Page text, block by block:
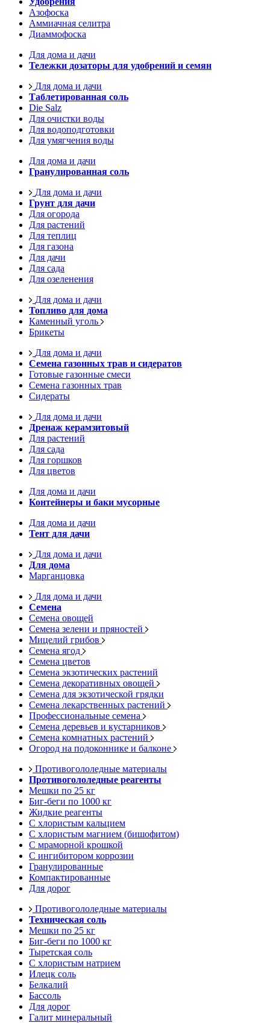
Азофоска
Аммиачная селитра
Диаммофоска
Для дома и дачи
Тележки дозаторы для удобрений и семян
Для дома и дачи
Таблетированная соль
Die Salz
Для очистки воды
Для водоподготовки
Для умягчения воды
Для дома и дачи
Гранулированная соль
Для дома и дачи
Грунт для дачи
Для огорода
Для растений
Для теплиц
Для газона
Для дачи
Для сада
Для озеленения
Для дома и дачи
Топливо для дома
Каменный уголь
Брикеты
Для дома и дачи
Семена газонных трав и сидератов
Готовые газонные смеси
Семена газонных трав
Сидераты
Для дома и дачи
Дренаж керамзитовый
Для растений
Для сада
Для горшков
Для цветов
Для дома и дачи
Контейнеры и баки мусорные
Для дома и дачи
Тент для дачи
Для дома и дачи
Для дома
Марганцовка
Для дома и дачи
Семена
Семена овощей
Семена зелени и пряностей
Мицелий грибов
Семена ягод
Семена цветов
Семена экзотических растений
Семена декоративных овощей
Семена для экзотической грядки
Семена лекарственных растений
Профессиональные семена
Семена деревьев и кустарников
Семена комнатных растений
Огород на подоконнике и балконе
Противогололедные материалы
Противогололедные реагенты
Мешки по 25 кг
Биг-беги по 1000 кг
Жидкие реагенты
С хлористым кальцием
С хлористым магнием (бишофитом)
С мраморной крошкой
С ингибитором коррозии
Гранулированные
Компактированные
Для дорог
Противогололедные материалы
Техническая соль
Мешки по 25 кг
Биг-беги по 1000 кг
Тыретская соль
С хлористым натрием
Илецк соль
Белкалий
Бассоль
Для дорог
Галит минеральный